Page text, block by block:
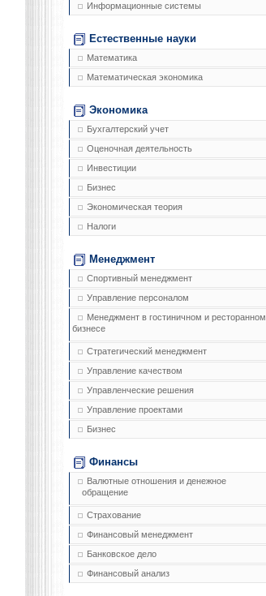
Информационные системы
Естественные науки
Математика
Математическая экономика
Экономика
Бухгалтерский учет
Оценочная деятельность
Инвестиции
Бизнес
Экономическая теория
Налоги
Менеджмент
Спортивный менеджмент
Управление персоналом
Менеджмент в гостиничном и ресторанном
бизнесе
Стратегический менеджмент
Управление качеством
Управленческие решения
Управление проектами
Бизнес
Финансы
Валютные отношения и денежное
обращение
Страхование
Финансовый менеджмент
Банковское дело
Финансовый анализ